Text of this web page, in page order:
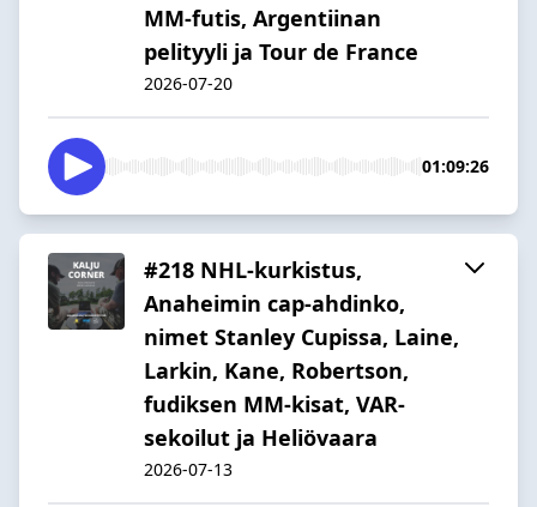
MM-futis, Argentiinan
pelityyli ja Tour de France
2026-07-20
01:09:26
#218 NHL-kurkistus,
Anaheimin cap-ahdinko,
nimet Stanley Cupissa, Laine,
Larkin, Kane, Robertson,
fudiksen MM-kisat, VAR-
sekoilut ja Heliövaara
2026-07-13